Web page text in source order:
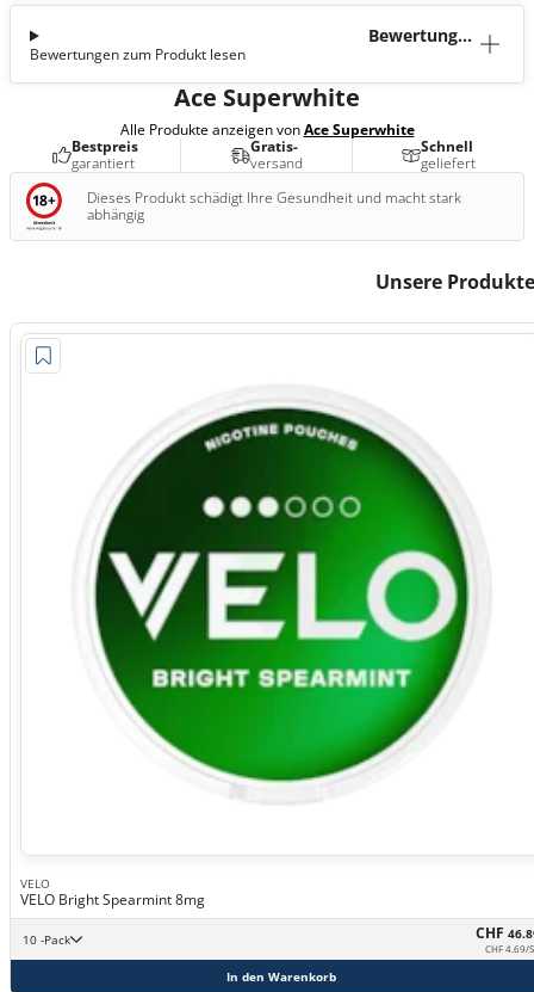
Bewertunge
Bewertungen zum Produkt lesen
Ace Superwhite
Alle Produkte anzeigen vonAce Superwhite
Bestpreis
garantiert
Gratis-
versand
Schnell
geliefert
Dieses Produkt schädigt Ihre Gesundheit und macht stark
abhängig
Unsere
VELO
VELO Bright Spearmint 8mg
10 -Pack CHF
CHF 4.69/
In den Warenkorb